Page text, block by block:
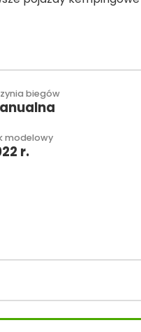
biegów
modelowy
r.